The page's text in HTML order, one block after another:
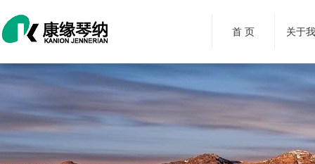
首 页 关于